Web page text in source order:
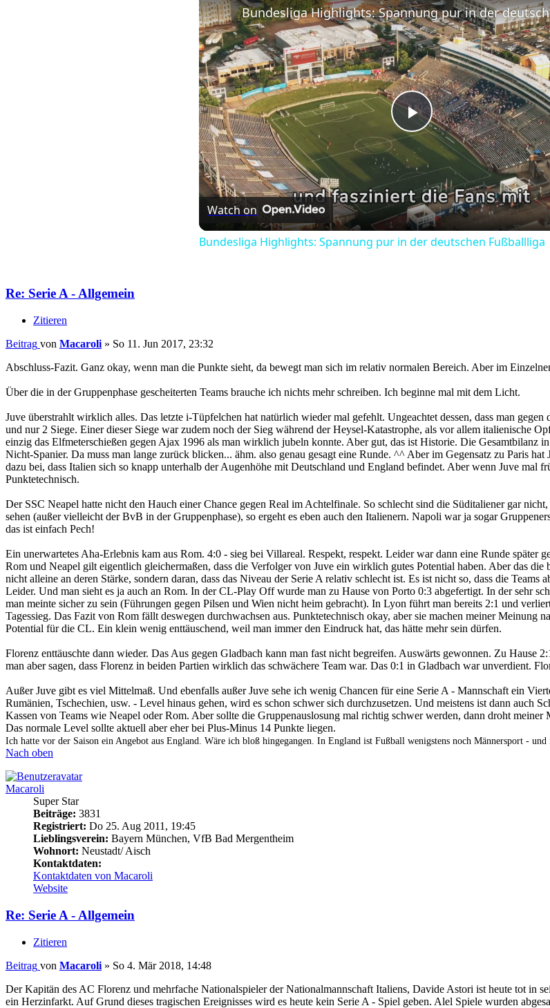
Play
Video
Watch on
Bundesliga Highlights: Spannung pur in der deutschen Fußballliga
Re: Serie A - Allgemein
Zitieren
Beitrag von Macaroli » So 11. Jun 2017, 23:32
Abschluss-Fazit. Ganz okay, wenn man die Punkte sieht, da bewegt man sich im relativ normalen Bereich. Aber im
Über die in der Gruppenphase gescheiterten Teams brauche ich nichts mehr schreiben. Ich beginne mal mit dem Licht.
Juve überstrahlt wirklich alles. Das letzte i-Tüpfelchen hat natürlich wieder mal gefehlt. Ungeachtet dessen, dass man
und nur 2 Siege. Einer dieser Siege war zudem noch der Sieg während der Heysel-Katastrophe, als vor allem italienische
einzig das Elfmeterschießen gegen Ajax 1996 als man wirklich jubeln konnte. Aber gut, das ist Historie. Die Gesamtbilanz
Nicht-Spanier. Da muss man lange zurück blicken... ähm. also genau gesagt eine Runde. ^^ Aber im Gegensatz zu Paris
dazu bei, dass Italien sich so knapp unterhalb der Augenhöhe mit Deutschland und England befindet. Aber wenn Juve mal
Punktetechnisch.
Der SSC Neapel hatte nicht den Hauch einer Chance gegen Real im Achtelfinale. So schlecht sind die Süditaliener gar
sehen (außer vielleicht der BvB in der Gruppenphase), so ergeht es eben auch den Italienern. Napoli war ja sogar
das ist einfach Pech!
Ein unerwartetes Aha-Erlebnis kam aus Rom. 4:0 - sieg bei Villareal. Respekt, respekt. Leider war dann eine Runde
Rom und Neapel gilt eigentlich gleichermaßen, dass die Verfolger von Juve ein wirklich gutes Potential haben. Aber das
nicht alleine an deren Stärke, sondern daran, dass das Niveau der Serie A relativ schlecht ist. Es ist nicht so, dass die
Leider. Und man sieht es ja auch an Rom. In der CL-Play Off wurde man zu Hause von Porto 0:3 abgefertigt. In der sehr
man meinte sicher zu sein (Führungen gegen Pilsen und Wien nicht heim gebracht). In Lyon führt man bereits 2:1 und
Tagessieg. Das Fazit von Rom fällt deswegen durchwachsen aus. Punktetechnisch okay, aber sie machen meiner Meinung
Potential für die CL. Ein klein wenig enttäuschend, weil man immer den Eindruck hat, das hätte mehr sein dürfen.
Florenz enttäuschte dann wieder. Das Aus gegen Gladbach kann man fast nicht begreifen. Auswärts gewonnen. Zu Hause
man aber sagen, dass Florenz in beiden Partien wirklich das schwächere Team war. Das 0:1 in Gladbach war unverdient.
Außer Juve gibt es viel Mittelmaß. Und ebenfalls außer Juve sehe ich wenig Chancen für eine Serie A - Mannschaft ein
Rumänien, Tschechien, usw. - Level hinaus gehen, wird es schon schwer sich durchzusetzen. Und meistens ist dann
Kassen von Teams wie Neapel oder Rom. Aber sollte die Gruppenauslosung mal richtig schwer werden, dann droht
Das normale Level sollte aktuell aber eher bei Plus-Minus 14 Punkte liegen.
Ich hatte vor der Saison ein Angebot aus England. Wäre ich bloß hingegangen. In England ist Fußball wenigstens noch Männersport -
Nach oben
Macaroli
Super Star
Beiträge: 3831
Registriert: Do 25. Aug 2011, 19:45
Lieblingsverein: Bayern München, VfB Bad Mergentheim
Wohnort: Neustadt/ Aisch
Kontaktdaten:
Kontaktdaten von Macaroli
Website
Re: Serie A - Allgemein
Zitieren
Beitrag von Macaroli » So 4. Mär 2018, 14:48
Der Kapitän des AC Florenz und mehrfache Nationalspieler der Nationalmannschaft Italiens, Davide Astori ist heute tot in
ein Herzinfarkt. Auf Grund dieses tragischen Ereignisses wird es heute kein Serie A - Spiel geben. Alel Spiele wurden